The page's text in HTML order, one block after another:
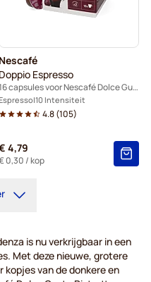
Nescafé
Doppio Espresso
16 capsules voor Nescafé Dolce Gusto
10 Intensiteit
4.8(105)
4,79
0,30 / kop
is nu verkrijgbaar in een
Met deze nieuwe, grotere
kopjes van de donkere en